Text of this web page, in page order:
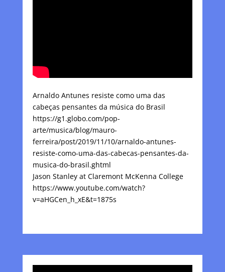
Arnaldo Antunes resiste como uma das
cabeças pensantes da música do Brasil
https://g1.globo.com/pop-
arte/musica/blog/mauro-
ferreira/post/2019/11/10/arnaldo-antunes-
resiste-como-uma-das-cabecas-pensantes-da-
musica-do-brasil.ghtml
Jason Stanley at Claremont McKenna College
https://www.youtube.com/watch?
v=aHGCen_h_xE&t=1875s